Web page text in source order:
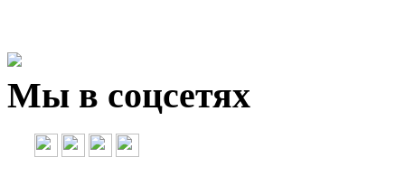
Мы в соцсетях